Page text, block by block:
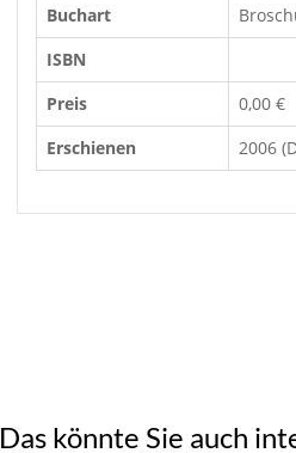
Buchart
ISBN
Preis
0,00 €
Erschienen
2006
Das könnte Sie auch